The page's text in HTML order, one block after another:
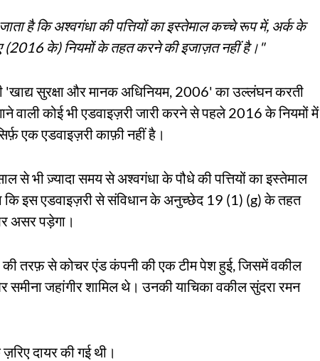
है कि अश्वगंधा की पत्तियों का इस्तेमाल कच्चे रूप में, अर्क के
(2016 के) नियमों के तहत करने की इजाज़त नहीं है।"
'खाद्य सुरक्षा और मानक अधिनियम, 2006' का उल्लंघन करती
वाली कोई भी एडवाइज़री जारी करने से पहले 2016 के नियमों में
एक एडवाइज़री काफ़ी नहीं है।
से भी ज़्यादा समय से अश्वगंधा के पौधे की पत्तियों का इस्तेमाल
कि इस एडवाइज़री से संविधान के अनुच्छेद 19 (1) (g) के तहत
असर पड़ेगा।
की तरफ़ से कोचर एंड कंपनी की एक टीम पेश हुई, जिसमें वकील
समीना जहांगीर शामिल थे। उनकी याचिका वकील सुंदरा रमन
दायर की गई थी।